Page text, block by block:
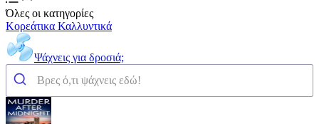
Όλες οι κατηγορίες
Κορεάτικα Καλλυντικά
Ψάχνεις για δροσιά;